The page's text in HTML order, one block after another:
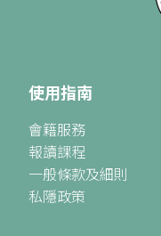
使用指南
會籍服務
報讀課程
一般條款及細則
私隱政策